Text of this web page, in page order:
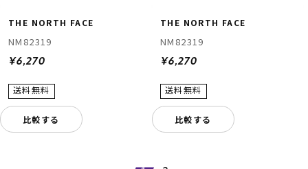
THE NORTH FACE
NM82319
¥6,270
比較する
THE NORTH FACE
NM82319
¥6,270
比較する